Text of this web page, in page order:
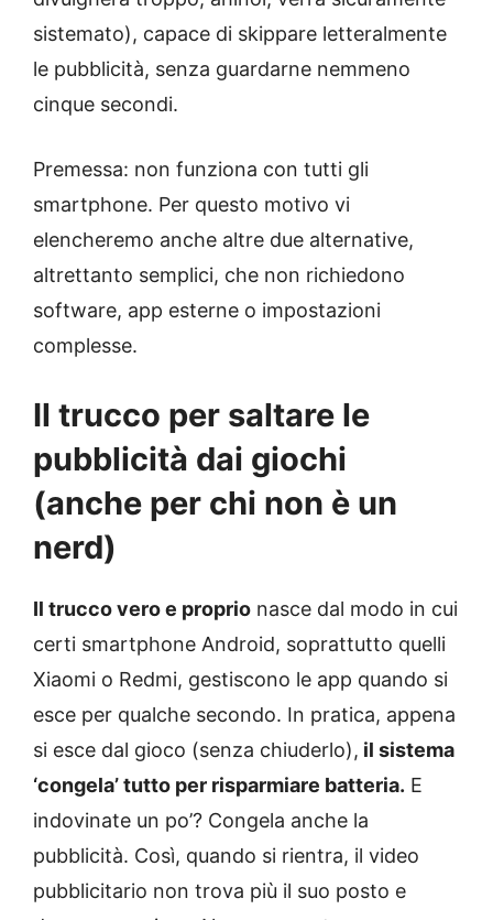
sistemato), capace di skippare letteralmente
le pubblicità, senza guardarne nemmeno
cinque secondi.
Premessa: non funziona con tutti gli
smartphone. Per questo motivo vi
elencheremo anche altre due alternative,
altrettanto semplici, che non richiedono
software, app esterne o impostazioni
complesse.
Il trucco per saltare le
pubblicità dai giochi
(anche per chi non è un
nerd)
Il trucco vero e proprio nasce dal modo in cui
certi smartphone Android, soprattutto quelli
Xiaomi o Redmi, gestiscono le app quando si
esce per qualche secondo. In pratica, appena
si esce dal gioco (senza chiuderlo), il sistema
‘congela’ tutto per risparmiare batteria. E
indovinate un po’? Congela anche la
pubblicità. Così, quando si rientra, il video
pubblicitario non trova più il suo posto e